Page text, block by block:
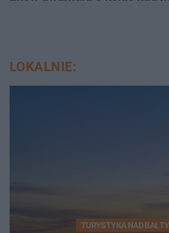
LOKALNIE:
TURYSTYKA NAD